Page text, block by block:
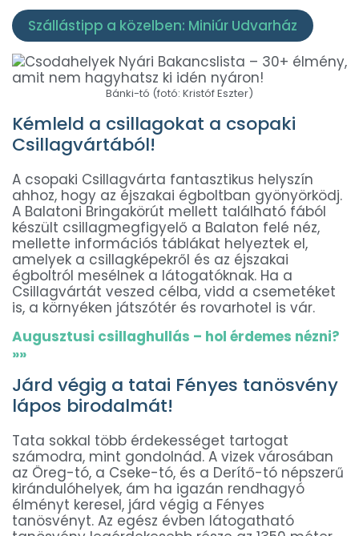
Szállástipp a közelben: Miniúr Udvarház
Bánki-tó (fotó: Kristóf Eszter)
Kémleld a csillagokat a csopaki
Csillagvártából!
A csopaki Csillagvárta fantasztikus helyszín
ahhoz, hogy az éjszakai égboltban gyönyörködj.
A Balatoni Bringakörút mellett található fából
készült csillagmegfigyelő a Balaton felé néz,
mellette információs táblákat helyeztek el,
amelyek a csillagképekről és az éjszakai
égboltról mesélnek a látogatóknak. Ha a
Csillagvártát veszed célba, vidd a csemetéket
is, a környéken játszótér és rovarhotel is vár.
Augusztusi csillaghullás – hol érdemes nézni?
»»
Járd végig a tatai Fényes tanösvény
lápos birodalmát!
Tata sokkal több érdekességet tartogat
számodra, mint gondolnád. A vizek városában
az Öreg-tó, a Cseke-tó, és a Derítő-tó népszerű
kirándulóhelyek, ám ha igazán rendhagyó
élményt keresel, járd végig a Fényes
tanösvényt. Az egész évben látogatható